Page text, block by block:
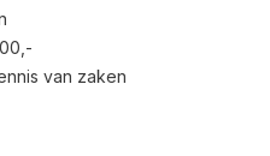
van zaken